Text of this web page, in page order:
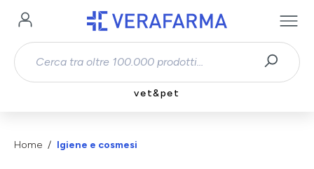
Passa al contenuto principale
vet&pet
Home Igiene e cosmesi